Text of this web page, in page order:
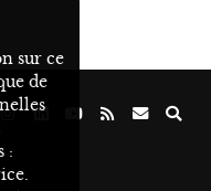
sur ce
de
: